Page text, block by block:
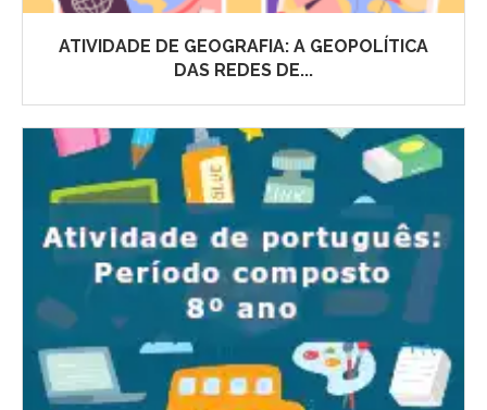
ATIVIDADE DE GEOGRAFIA: A GEOPOLÍTICA
DAS REDES DE...